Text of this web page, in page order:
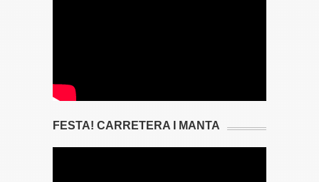
FESTA! CARRETERA I MANTA